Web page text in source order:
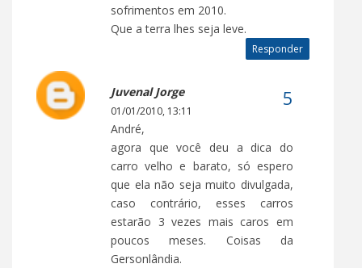
sofrimentos em 2010.
Que a terra lhes seja leve.
Responder
Juvenal Jorge
01/01/2010, 13:11
André,
agora que você deu a dica do
carro velho e barato, só espero
que ela não seja muito divulgada,
caso contrário, esses carros
estarão 3 vezes mais caros em
poucos meses. Coisas da
Gersonlândia.